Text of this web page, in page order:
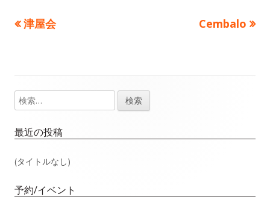
投
ビ
ゲ
ー
シ
前
津屋会
次
Cembalo
メ
イ
ン
検
索:
最近の投稿
(タイトルなし)
予約/イベント